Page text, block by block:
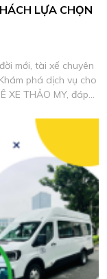
LỰA CHỌN
mới, tài xế chuyên
phá dịch vụ cho
XE THẢO MY, đáp